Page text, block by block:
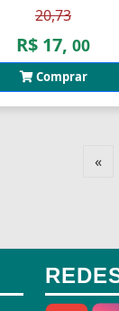
20,73
R$ 17, 00
Comprar
«